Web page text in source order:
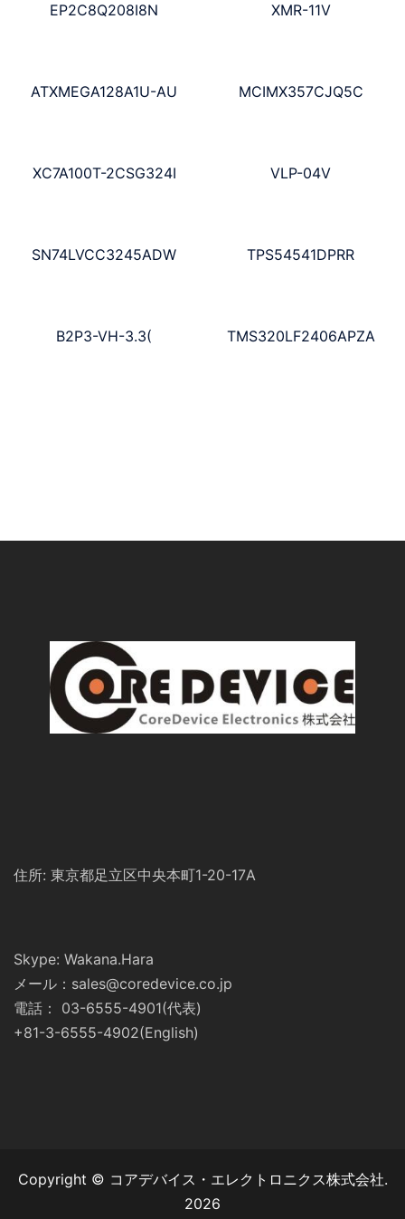
EP2C8Q208I8N XMR-11V
ATXMEGA128A1U-AU MCIMX357CJQ5C
XC7A100T-2CSG324I VLP-04V
SN74LVCC3245ADW TPS54541DPRR
B2P3-VH-3.3( TMS320LF2406APZA
住所: 東京都足立区中央本町1-20-17A
Skype: Wakana.Hara
メール：sales@coredevice.co.jp
電話： 03-6555-4901(代表)
+81-3-6555-4902(English)
Copyright © コアデバイス・エレクトロニクス株式会社.
2026